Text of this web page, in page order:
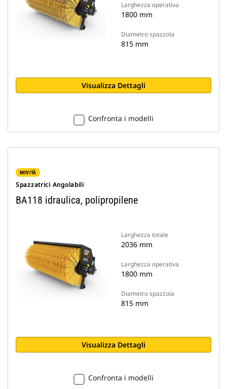
Larghezza operativa
1800 mm
Diametro spazzola
815 mm
Visualizza Dettagli
Confronta i modelli
NOVITÀ
Spazzatrici Angolabili
BA118 idraulica, polipropilene
Larghezza totale
2036 mm
Larghezza operativa
1800 mm
Diametro spazzola
815 mm
Visualizza Dettagli
Confronta i modelli